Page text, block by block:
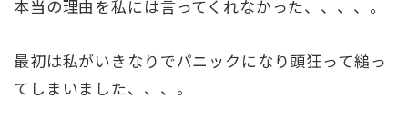
本当の理由を私には言ってくれなかった、、、、。
最初は私がいきなりでパニックになり頭狂って縋っ
てしまいました、、、。